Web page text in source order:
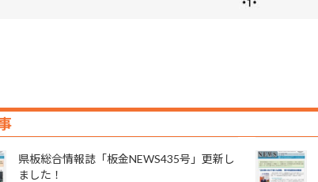
県板総合情報誌「板金NEWS435号」更新し
ました！